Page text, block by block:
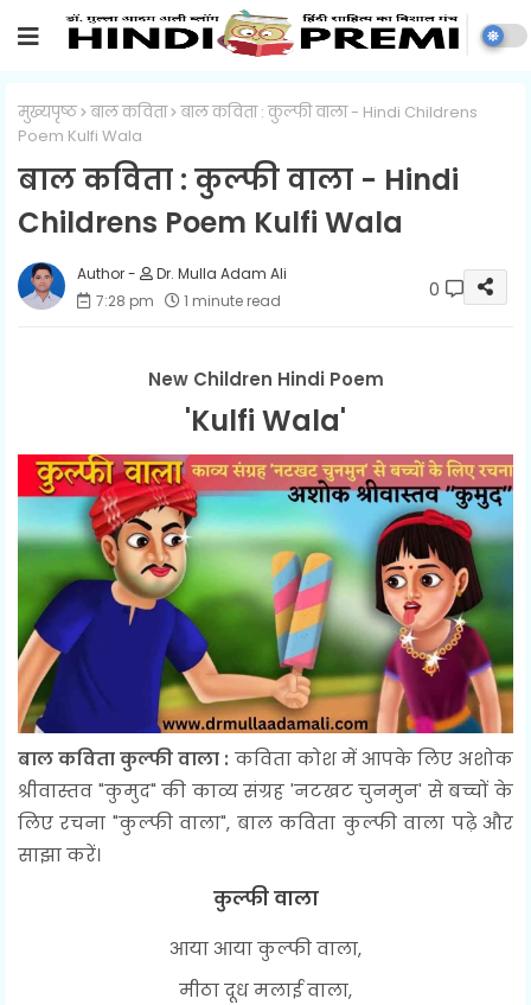
मुख्यपृष्ठ बाल कविता बाल कविता : कुल्फी वाला - Hindi Childrens
Poem Kulfi Wala
बाल कविता : कुल्फी वाला - Hindi
Childrens Poem Kulfi Wala
Dr. Mulla Adam Ali
7:28 pm
1 minute read 0
New Children Hindi Poem
'Kulfi Wala'
बाल कविता कुल्फी वाला : कविता कोश में आपके लिए अशोक
श्रीवास्तव "कुमुद" की काव्य संग्रह 'नटखट चुनमुन' से बच्चों के
लिए रचना "कुल्फी वाला", बाल कविता कुल्फी वाला पढ़े और
साझा करें।
कुल्फी वाला
आया आया कुल्फी वाला,
मीठा दूध मलाई वाला,